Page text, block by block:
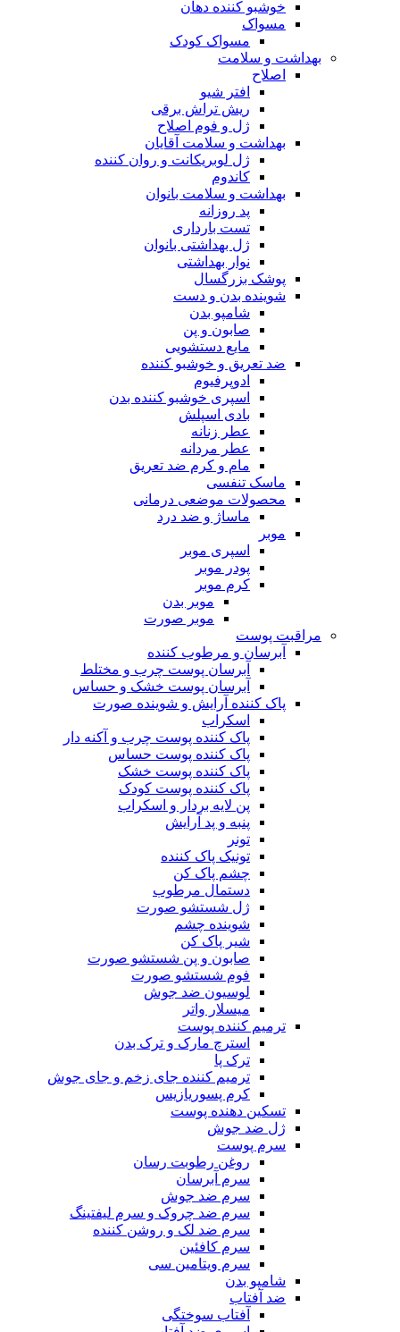
خوشبو کننده دهان
مسواک
مسواک کودک
بهداشت و سلامت
اصلاح
افتر شیو
ریش تراش برقی
ژل و فوم اصلاح
بهداشت و سلامت آقایان
ژل لوبریکانت و روان کننده
کاندوم
بهداشت و سلامت بانوان
پد روزانه
تست بارداری
ژل بهداشتی بانوان
نوار بهداشتی
پوشک بزرگسال
شوینده بدن و دست
شامپو بدن
صابون و پن
مایع دستشویی
ضد تعریق و خوشبو کننده
ادوپرفیوم
اسپری خوشبو کننده بدن
بادی اسپلش
عطر زنانه
عطر مردانه
مام و کرم ضد تعریق
ماسک تنفسی
محصولات موضعی درمانی
ماساژ و ضد درد
موبر
اسپری موبر
پودر موبر
کرم موبر
موبر بدن
موبر صورت
مراقبت پوست
آبرسان و مرطوب کننده
آبرسان پوست چرب و مختلط
آبرسان پوست خشک و حساس
پاک کننده آرایش و شوینده صورت
اسکراب
پاک کننده پوست چرب و آکنه دار
پاک کننده پوست حساس
پاک کننده پوست خشک
پاک کننده پوست کودک
پن لایه بردار و اسکراب
پنبه و پد آرایش
تونر
تونیک پاک کننده
چشم پاک کن
دستمال مرطوب
ژل شستشو صورت
شوینده چشم
شیر پاک کن
صابون و پن شستشو صورت
فوم شستشو صورت
لوسیون ضد جوش
میسلار واتر
ترمیم کننده پوست
استرچ مارک و ترک بدن
ترک پا
ترمیم کننده جای زخم و جای جوش
کرم پسوریازیس
تسکین دهنده پوست
ژل ضد جوش
سرم پوست
روغن رطوبت رسان
سرم آبرسان
سرم ضد جوش
سرم ضد چروک و سرم لیفتینگ
سرم ضد لک و روشن کننده
سرم کافئین
سرم ویتامین سی
شامپو بدن
ضد آفتاب
آفتاب سوختگی